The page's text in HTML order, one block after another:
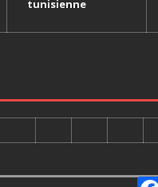
tunisienne